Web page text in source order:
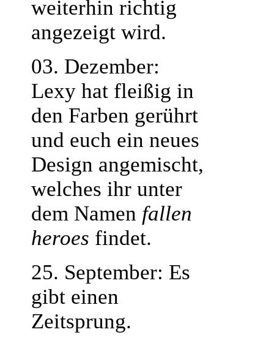
weiterhin richtig
angezeigt wird.
03. Dezember:
Lexy hat fleißig in
den Farben gerührt
und euch ein neues
Design angemischt,
welches ihr unter
dem Namen fallen
heroes findet.
25. September: Es
gibt einen
Zeitsprung.